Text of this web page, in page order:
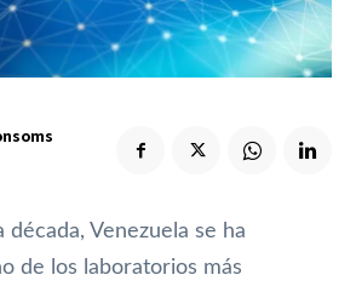
Aviso Legal Política de cookies
Suscribir
Venezuela se ha
de los laboratorios más